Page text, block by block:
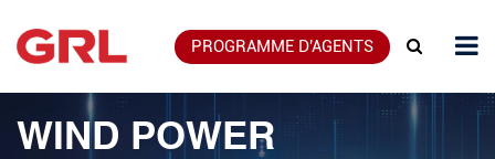
PROGRAMME D'AGENTS
WIND POWER